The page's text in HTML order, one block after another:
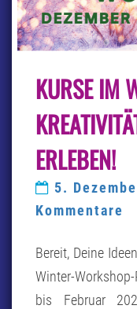
KURSE IM
ERLEBEN!
5.
Kommentare
Bereit, Deine
Winter-
bis Februar